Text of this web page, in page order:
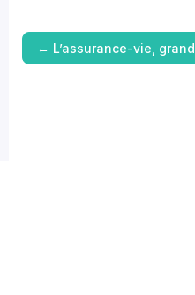
← L’assurance-vie,